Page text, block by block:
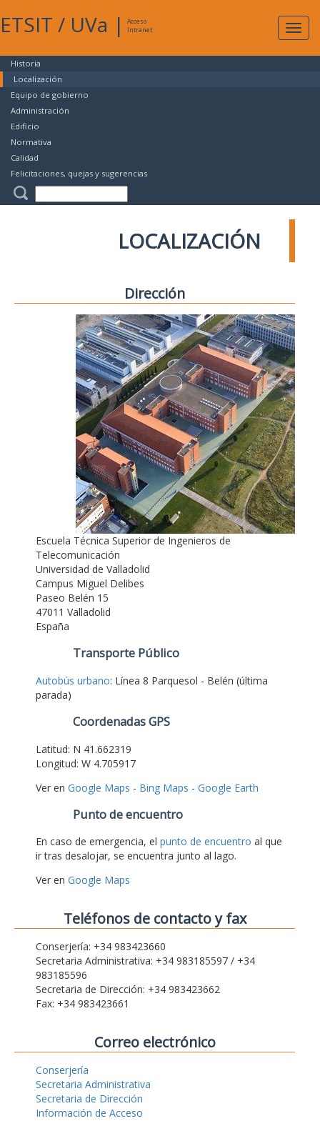
ETSIT / UVa |
Acceso
Intranet
Historia
Localización
Equipo de gobierno
Administración
Edificio
Normativa
Calidad
Felicitaciones, quejas y sugerencias
LOCALIZACIÓN
Dirección
Escuela Técnica Superior de Ingenieros de
Telecomunicación
Universidad de Valladolid
Campus Miguel Delibes
Paseo Belén 15
47011 Valladolid
España
Transporte Público
Autobús urbano: Línea 8 Parquesol - Belén (última
parada)
Coordenadas GPS
Latitud: N 41.662319
Longitud: W 4.705917
Ver en Google Maps - Bing Maps - Google Earth
Punto de encuentro
En caso de emergencia, el punto de encuentro al que
ir tras desalojar, se encuentra junto al lago.
Ver en Google Maps
Teléfonos de contacto y fax
Conserjería: +34 983423660
Secretaria Administrativa: +34 983185597 / +34
983185596
Secretaria de Dirección: +34 983423662
Fax: +34 983423661
Correo electrónico
Conserjería
Secretaria Administrativa
Secretaria de Dirección
Información de Acceso